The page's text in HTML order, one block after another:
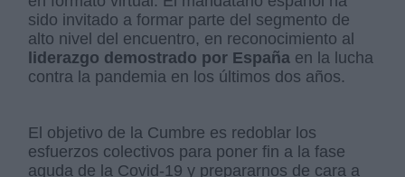
sido invitado a formar parte del segmento de
alto nivel del encuentro, en reconocimiento al
liderazgo demostrado por España en la lucha
contra la pandemia en los últimos dos años.
El objetivo de la Cumbre es redoblar los
esfuerzos colectivos para poner fin a la fase
aguda de la Covid-19 y prepararnos de cara a